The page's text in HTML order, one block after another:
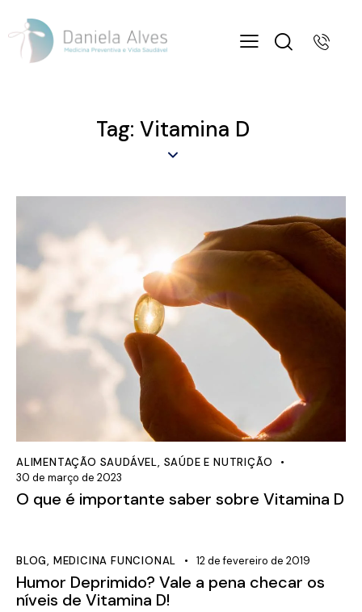
Tag: Vitamina D
ALIMENTAÇÃO SAUDÁVEL, SAÚDE E NUTRIÇÃO
30 de março de 2023
O que é importante saber sobre Vitamina D
BLOG, MEDICINA FUNCIONAL 12 de fevereiro de 2019
Humor Deprimido? Vale a pena checar os
níveis de Vitamina D!